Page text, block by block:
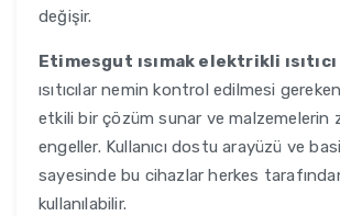
değişir.
Etimesgut ısımak elektrikli
ısıtıcılar nemin kontrol edilmesi
etkili bir çözüm sunar ve malzemelerin
engeller. Kullanıcı dostu arayüzü ve
sayesinde bu cihazlar herkes
kullanılabilir.